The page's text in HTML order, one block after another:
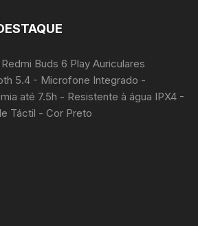
Buds 6 Play Auriculares
5.4 - Microfone Integrado -
até 7.5h - Resistente à água IPX4 -
Táctil - Cor Preto